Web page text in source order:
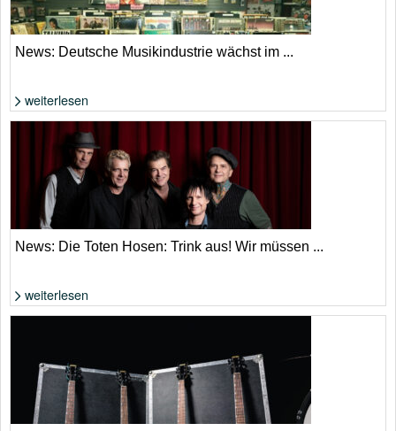
Die Zahlen klingen nach Aufschwung, allerdings aufgrund von Streaming
und KI. | Adobe Stock
News: Deutsche Musikindustrie wächst im ...
weiterlesen
News: Die Toten Hosen: Trink aus! Wir müssen ...
weiterlesen